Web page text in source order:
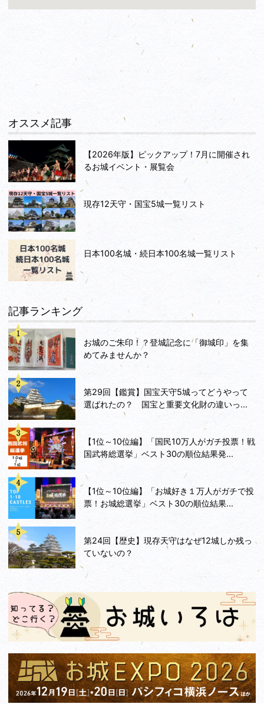
オススメ記事
【2026年版】ピックアップ！7月に開催され
るお城イベント・展覧会
現存12天守・国宝5城一覧リスト
日本100名城・続日本100名城一覧リスト
記事ランキング
お城のご朱印！？登城記念に「御城印」を集
めてみませんか？
第29回【鑑賞】国宝天守5城ってどうやって
選ばれたの？ 国宝と重要文化財の違いっ...
【1位～10位編】「国民10万人がガチ投票！戦
国武将総選挙」ベスト30の順位結果発...
【1位～10位編】「お城好き１万人がガチで投
票！お城総選挙」ベスト30の順位結果...
第24回【歴史】現存天守はなぜ12城しか残っ
ていないの？